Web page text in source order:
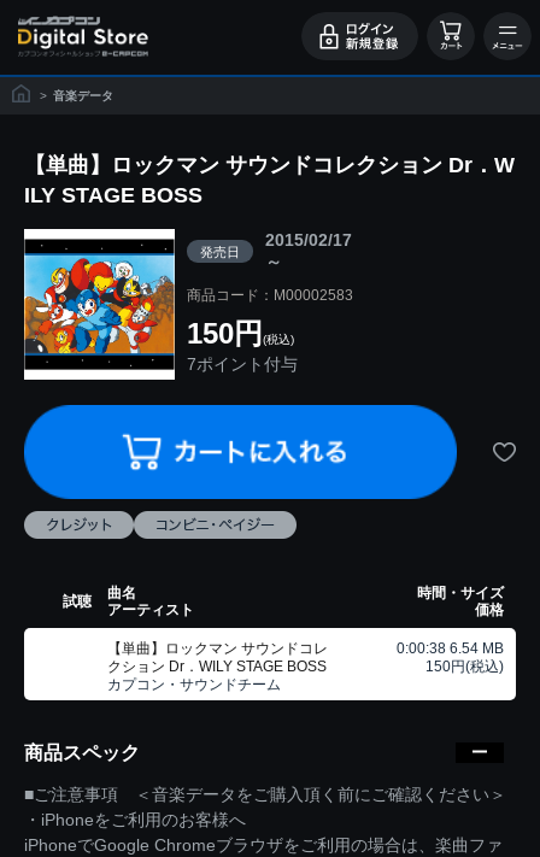
> 音楽データ
【単曲】ロックマン サウンドコレクション Dr．W
ILY STAGE BOSS
発売日
2015/02/17
～
商品コード：M00002583
150円 (税込)
7ポイント付与
試聴
曲名
アーティスト
時間・サイズ
価格
【単曲】ロックマン サウンドコレ
クション Dr．WILY STAGE BOSS
カプコン・サウンドチーム
0:00:38 6.54 MB
150円(税込)
商品スペック
■ご注意事項 ＜音楽データをご購入頂く前にご確認ください＞
・iPhoneをご利用のお客様へ
iPhoneでGoogle Chromeブラウザをご利用の場合は、楽曲ファ